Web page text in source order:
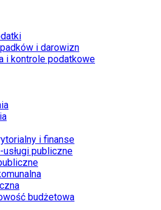
i darowizn
i kontrole podatkowe
i finanse
publiczne
budżetowa